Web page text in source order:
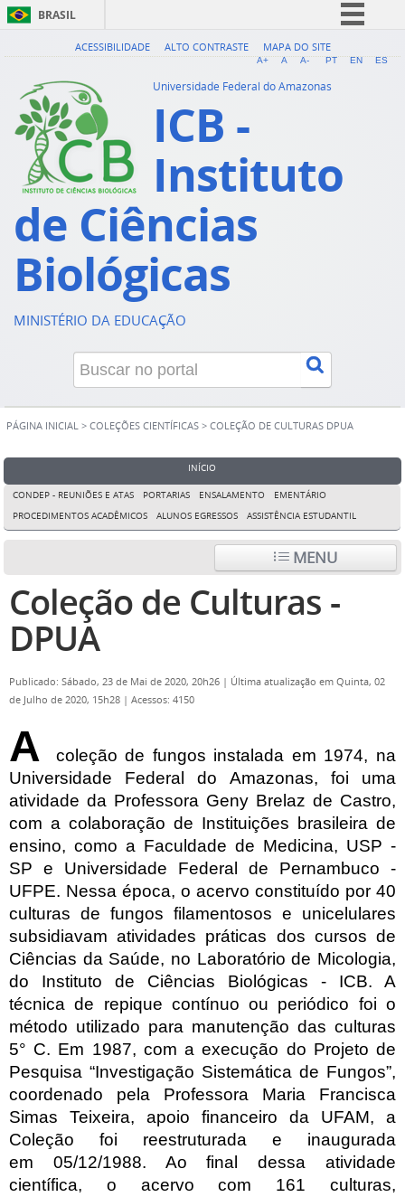
BRASIL
Simplifique!
Acesso à informação
Legislação
Canais
ACESSIBILIDADE ALTO CONTRASTE MAPA DO SITE
A+ A A- PT EN ES
Universidade Federal do Amazonas
ICB -
Instituto
de Ciências
Biológicas
MINISTÉRIO DA EDUCAÇÃO
PÁGINA INICIAL > COLEÇÕES CIENTÍFICAS > COLEÇÃO DE CULTURAS DPUA
INÍCIO
CONDEP - REUNIÕES E ATAS PORTARIAS ENSALAMENTO
EMENTÁRIO
PROCEDIMENTOS ACADÊMICOS
ALUNOS EGRESSOS ASSISTÊNCIA ESTUDANTIL
MENU
Coleção de Culturas -
DPUA
Publicado: Sábado, 23 de Mai de 2020, 20h26 | Última atualização em Quinta, 02
de Julho de 2020, 15h28 | Acessos: 4150
A
coleção de fungos instalada em 1974, na
Universidade Federal do Amazonas, foi uma
atividade da Professora Geny Brelaz de Castro,
com a colaboração de Instituições brasileira de
ensino, como a Faculdade de Medicina, USP -
SP e Universidade Federal de Pernambuco -
UFPE. Nessa época, o acervo constituído por 40
culturas de fungos filamentosos e unicelulares
subsidiavam atividades práticas dos cursos de
Ciências da Saúde, no Laboratório de Micologia,
do Instituto de Ciências Biológicas - ICB. A
técnica de repique contínuo ou periódico foi o
método utilizado para manutenção das culturas
5° C. Em 1987, com aexecução do Projeto de
Pesquisa “Investigação Sistemática de Fungos”,
coordenado pela Professora Maria Francisca
Simas Teixeira, apoio financeiro da UFAM, a
Coleção foi reestruturada e inaugurada
em 05/12/1988. Ao final dessa atividade
científica, o acervo com 161 culturas,